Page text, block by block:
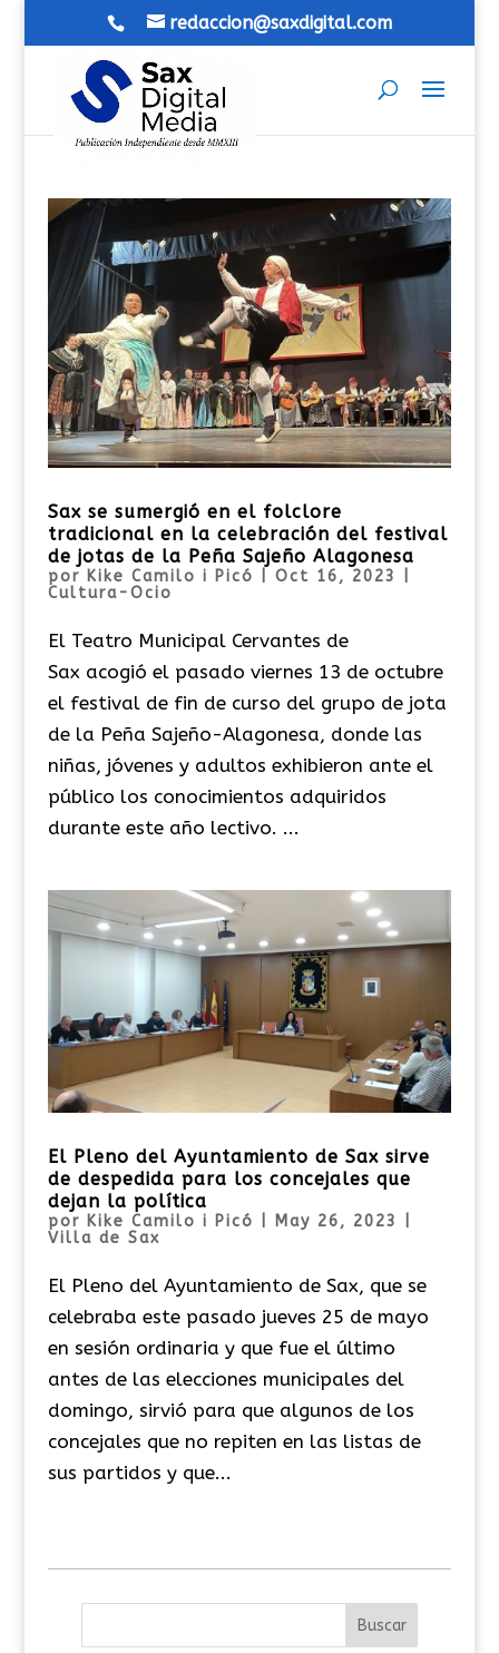
redaccion@saxdigital.com
Sax se sumergió en el folclore
tradicional en la celebración del festival
de jotas de la Peña Sajeño Alagonesa
por Kike Camilo i Picó Oct 16, 2023
Cultura-Ocio
El Teatro Municipal Cervantes de
Sax acogió el pasado viernes 13 de octubre
el festival de fin de curso del grupo de jota
de la Peña Sajeño-Alagonesa, donde las
niñas, jóvenes y adultos exhibieron ante el
público los conocimientos adquiridos
durante este año lectivo. ...
El Pleno del Ayuntamiento de Sax sirve
de despedida para los concejales que
dejan la política
por Kike Camilo i Picó May 26, 2023
Villa de Sax
El Pleno del Ayuntamiento de Sax, que se
celebraba este pasado jueves 25 de mayo
en sesión ordinaria y que fue el último
antes de las elecciones municipales del
domingo, sirvió para que algunos de los
concejales que no repiten en las listas de
sus partidos y que...